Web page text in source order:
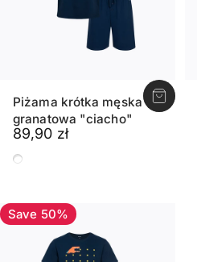
Piżama krótka męska
granatowa "ciacho"
89,90 zł
Granatowy
Save 50%